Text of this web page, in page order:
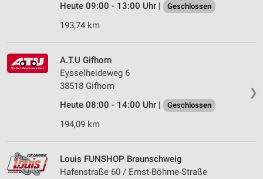
Heute 09:00 - 13:00 Uhr |
Geschlossen
193,74 km
❯
A.T.U Gifhorn
Eysselheideweg 6
38518 Gifhorn
Heute 08:00 - 14:00 Uhr |
Geschlossen
194,09 km
Louis FUNSHOP Braunschweig
Hafenstraße 60 / Ernst-Böhme-Straße